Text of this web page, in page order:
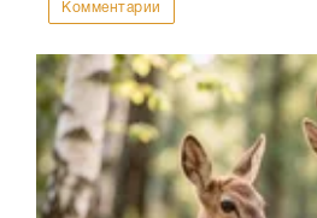
Комментарии